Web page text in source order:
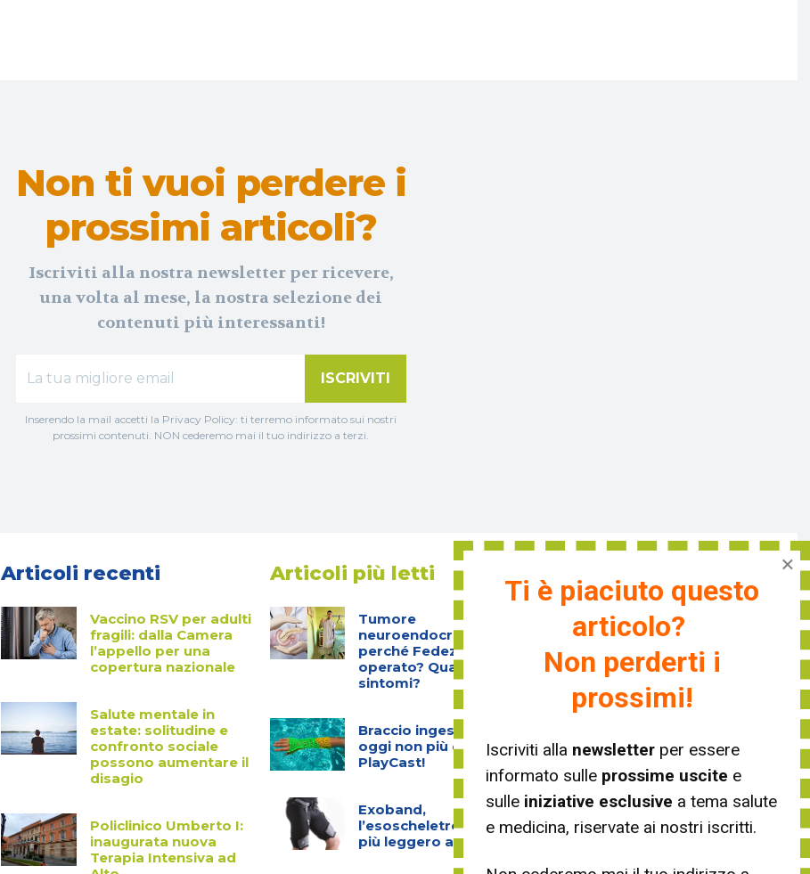
Non ti vuoi perdere i
prossimi articoli?
Iscriviti alla nostra newsletter per ricevere,
una volta al mese, la nostra selezione dei
contenuti più interessanti!
ISCRIVITI
Inserendo la mail accetti la Privacy Policy: ti terremo informato sui nostri
prossimi contenuti. NON cederemo mai il tuo indirizzo a terzi.
Articoli recenti
Vaccino RSV per adulti
fragili: dalla Camera
l’appello per una
copertura nazionale
Salute mentale in
estate: solitudine e
confronto sociale
possono aumentare il
disagio
Policlinico Umberto I:
inaugurata nuova
Terapia Intensiva ad
Articoli più letti
Tumore
neuroendocrino:
perché Fedez è stato
operato? Quali sono i
sintomi?
Braccio ingessato? Da
oggi non più con
PlayCast!
Exoband,
l’esoscheletro italiano
più leggero al mondo
Vivere in salute
Sana bellezza
Medicina
Ti è piaciuto questo
articolo?
Non perderti i
prossimi!
Iscriviti alla newsletter per essere
informato sulle prossime uscite e
sulle iniziative esclusive a tema salute
e medicina, riservate ai nostri iscritti.
×